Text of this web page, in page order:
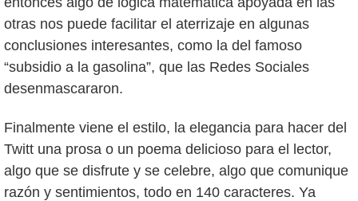
otras nos puede facilitar el aterrizaje en algunas
conclusiones interesantes, como la del famoso
“subsidio a la gasolina”, que las Redes Sociales
desenmascararon.
Finalmente viene el estilo, la elegancia para hacer del
Twitt una prosa o un poema delicioso para el lector,
algo que se disfrute y se celebre, algo que comunique
razón y sentimientos, todo en 140 caracteres. Ya